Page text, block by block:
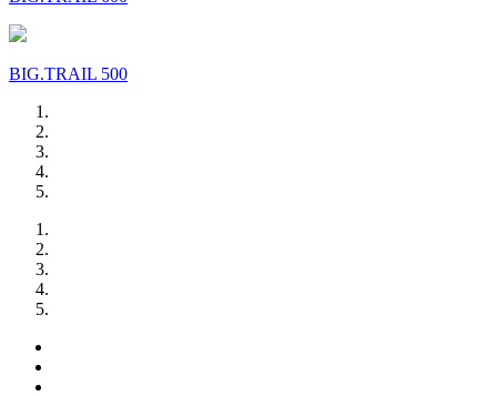
BIG.TRAIL 500